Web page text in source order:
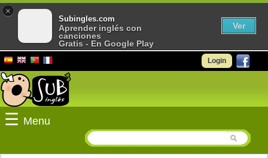
Login
☰ Menu
×
Subingles.com
Aprender inglés con
canciones
Gratis - En Google Play
Ver